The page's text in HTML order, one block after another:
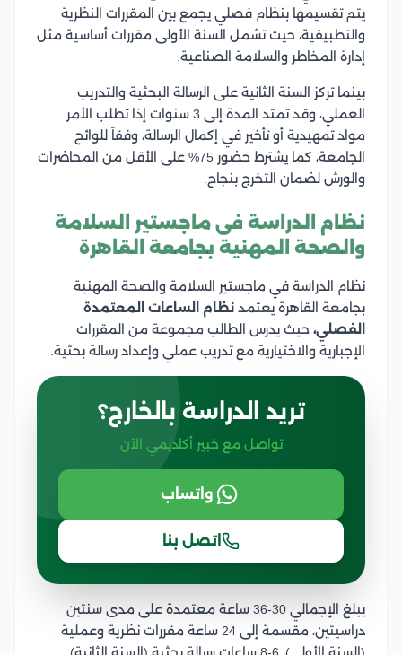
يتم تقسيمها بنظام فصلي يجمع بين المقررات النظرية
والتطبيقية، حيث تشمل السنة الأولى مقررات أساسية مثل
إدارة المخاطر والسلامة الصناعية.
بينما تركز السنة الثانية على الرسالة البحثية والتدريب
العملي، وقد تمتد المدة إلى 3 سنوات إذا تطلب الأمر
مواد تمهيدية أو تأخير في إكمال الرسالة، وفقاً للوائح
الجامعة، كما يشترط حضور 75% على الأقل من المحاضرات
والورش لضمان التخرج بنجاح.
نظام الدراسة فى ماجستير السلامة
والصحة المهنية بجامعة القاهرة
نظام الدراسة في ماجستير السلامة والصحة المهنية
بجامعة القاهرة يعتمد نظام الساعات المعتمدة
الفصلي، حيث يدرس الطالب مجموعة من المقررات
الإجبارية والاختيارية مع تدريب عملي وإعداد رسالة بحثية.
تريد الدراسة بالخارج؟
تواصل مع خبير أكاديمي الآن
واتساب
اتصل بنا
يبلغ الإجمالي 30-36 ساعة معتمدة على مدى سنتين
دراسيتين، مقسمة إلى 24 ساعة مقررات نظرية وعملية